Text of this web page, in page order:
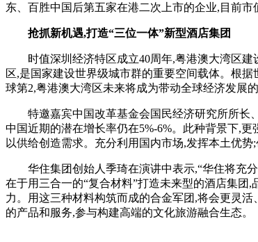
东、百胜中国后第五家在港二次上市的企业,目前市
抢抓新机遇,打造“三位一体”新型酒店集团
时值深圳经济特区成立40周年,粤港澳大湾区建
区,是国家建设世界级城市群的重要空间载体。根
球第2,粤港澳大湾区未来将成为带动全球经济发展
特邀嘉宾中国改革基金会国民经济研究所所长、
中国近期的潜在增长率仍在5%-6%。此种背景下,
以供给创造需求。充分利用国内市场,发挥本土优势
华住集团创始人季琦在演讲中表示,“华住将充分
在于用三合一的“复合材料”打造未来型的酒店集
力。用这三种材料构筑而成的合金军团,将会更灵
的产品和服务,参与构建高端的文化旅游融合生态。